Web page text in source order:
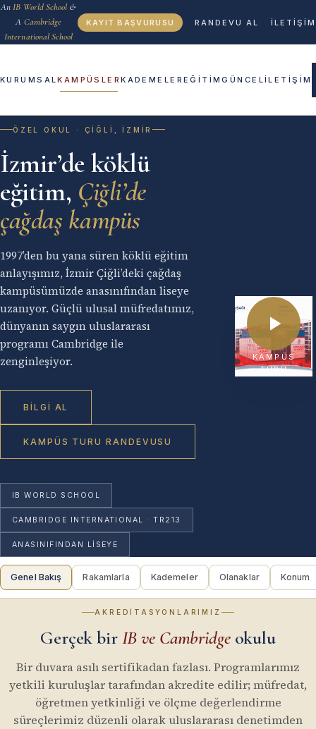
An IB World School &
A Cambridge
International School
KAYIT BAŞVURUSU RANDEVU AL İLETİŞİM
KURUMSALKAMPÜSLERKADEMELER EĞİTİMGÜNCELİLETİŞİM
ÖZEL OKUL · ÇIĞLI, İZMIR
İzmir’de köklü
eğitim, Çiğli’de
çağdaş kampüs
1997’den bu yana süren köklü eğitim
anlayışımız, İzmir Çiğli’deki çağdaş
kampüsümüzde anasınıfından liseye
uzanıyor. Güçlü ulusal müfredatımız,
dünyanın saygın uluslararası
programı Cambridge ile
zenginleşiyor.
BILGI AL
KAMPÜS TURU RANDEVUSU
IB WORLD SCHOOL
CAMBRIDGE INTERNATIONAL ·TR213
ANASINIFINDAN LISEYE
KAMPÜS
TURU
Genel Bakış Rakamlarla Kademeler Olanaklar Konum
AKREDITASYONLARIMIZ
Gerçek bir IB ve Cambridge okulu
Bir duvara asılı sertifikadan fazlası. Programlarımız
yetkili kuruluşlar tarafından akredite edilir; müfredat,
öğretmen yetkinliği ve ölçme değerlendirme
süreçlerimiz düzenli olarak uluslararası denetimden